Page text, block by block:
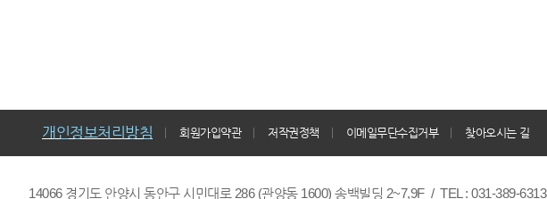
개인정보처리방침 회원가입약관 저작권정책 이메일무단수집거부 찾아오시는 길
14066 경기도 안양시 동안구 시민대로 286 (관양동 1600) 송백빌딩 2~7,9F / TEL : 031-389-6313